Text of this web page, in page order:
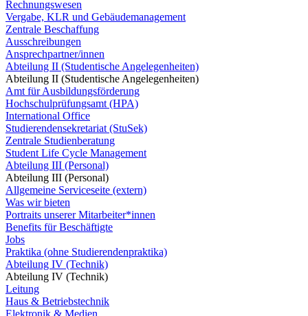
Rechnungswesen
Vergabe, KLR und Gebäudemanagement
Zentrale Beschaffung
Ausschreibungen
Ansprechpartner/innen
Abteilung II (Studentische Angelegenheiten)
Abteilung II (Studentische Angelegenheiten)
Amt für Ausbildungsförderung
Hochschulprüfungsamt (HPA)
International Office
Studierendensekretariat (StuSek)
Zentrale Studienberatung
Student Life Cycle Management
Abteilung III (Personal)
Abteilung III (Personal)
Allgemeine Serviceseite (extern)
Was wir bieten
Portraits unserer Mitarbeiter*innen
Benefits für Beschäftigte
Jobs
Praktika (ohne Studierendenpraktika)
Abteilung IV (Technik)
Abteilung IV (Technik)
Leitung
Haus & Betriebstechnik
Elektronik & Medien